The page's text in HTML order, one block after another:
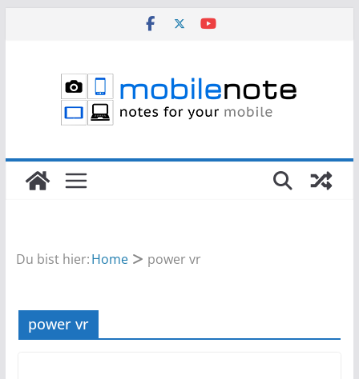
Du bist hier:Home power vr
power vr